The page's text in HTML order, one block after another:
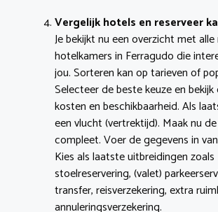
Vergelijk hotels en reserveer
Je bekijkt nu een overzicht met
hotelkamers in Ferragudo die
jou. Sorteren kan op tarieven of
Selecteer de beste keuze en
kosten en beschikbaarheid. Als
een vlucht (vertrektijd). Maak nu
compleet. Voer de gegevens in
Kies als laatste uitbreidingen zoals
stoelreservering, (valet)
transfer, reisverzekering, extra
annuleringsverzekering.